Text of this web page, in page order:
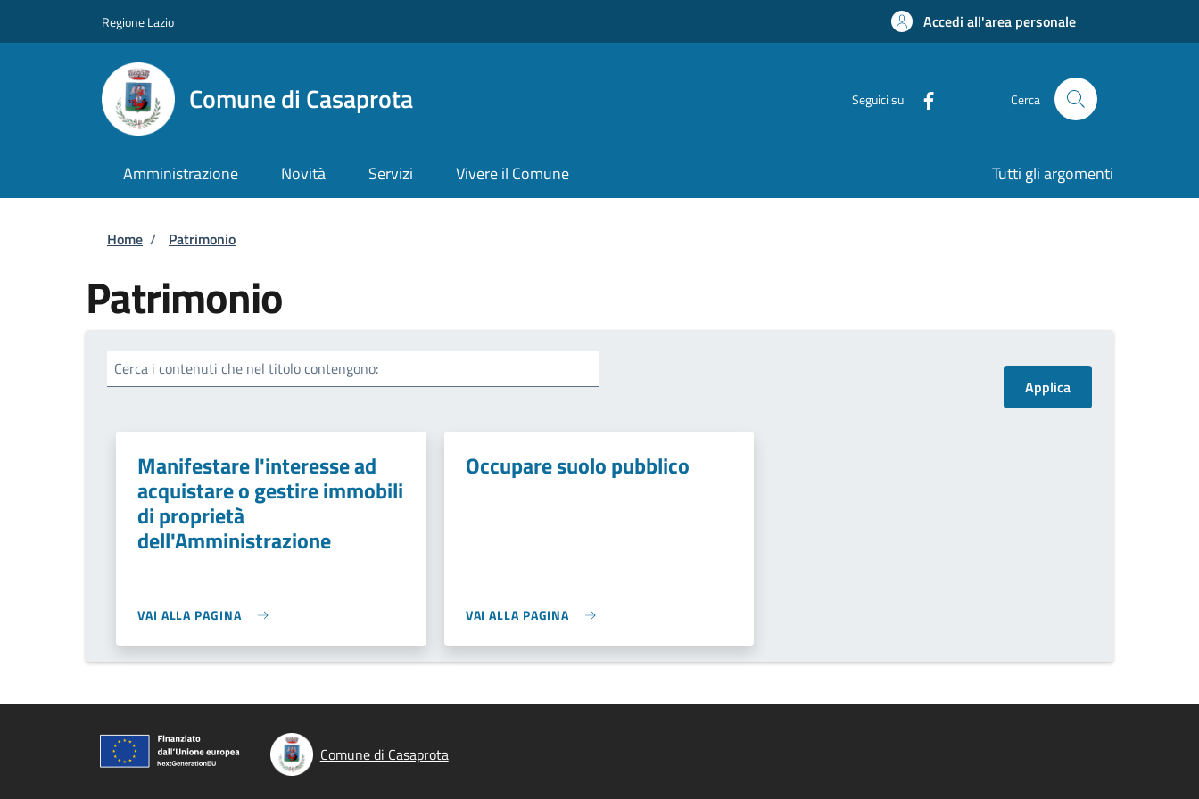
Regione Lazio Accedi all'area personale
Comune di Casaprota Seguici su Cerca
Amministrazione Novità Servizi Vivere il Comune Tutti gli argomenti
Briciole di pane
Home / Patrimonio
Patrimonio
Cerca i contenuti che nel titolo contengono:
Manifestare l'interesse ad
acquistare o gestire immobili
di proprietà
dell'Amministrazione
VAI ALLA PAGINA
Occupare suolo pubblico
VAI ALLA PAGINA
Comune di Casaprota